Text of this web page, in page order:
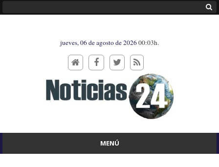
jueves, 06 de agosto de 202600:03h.
MENÚ